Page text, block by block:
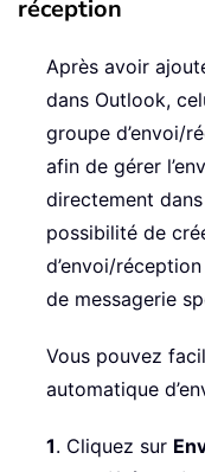
réception
Après avoir
dans Outlook,
groupe d’envoi/
afin de gérer
directement
possibilité de
d’envoi/
de messagerie
Vous pouvez
automatique
1. Cliquez sur